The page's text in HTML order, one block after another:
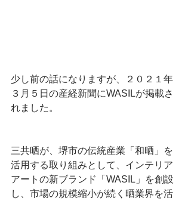
少し前の話になりますが、２０２１年
３月５日の産経新聞にWASILが掲載さ
れました。
三共晒が、堺市の伝統産業「和晒」を
活用する取り組みとして、インテリア
アートの新ブランド「WASIL」を創設
し、市場の規模縮小が続く晒業界を活